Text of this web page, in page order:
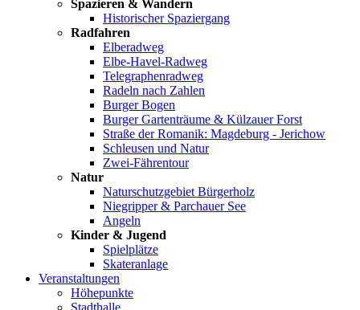
Spazieren & Wandern
Historischer Spaziergang
Radfahren
Elberadweg
Elbe-Havel-Radweg
Telegraphenradweg
Radeln nach Zahlen
Burger Bogen
Burger Gartenträume & Külzauer Forst
Straße der Romanik: Magdeburg - Jerichow
Schleusen und Natur
Zwei-Fährentour
Natur
Naturschutzgebiet Bürgerholz
Niegripper & Parchauer See
Angeln
Kinder & Jugend
Spielplätze
Skateranlage
Veranstaltungen
Höhepunkte
Stadthalle